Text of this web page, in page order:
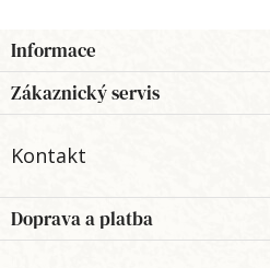
á
p
a
Informace
Zákaznický servis
Kontakt
Doprava a platba